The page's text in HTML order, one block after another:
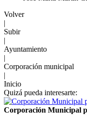
Volver
|
Subir
|
Ayuntamiento
|
Corporación municipal
|
Inicio
Quizá pueda interesarte:
Corporación Municipal